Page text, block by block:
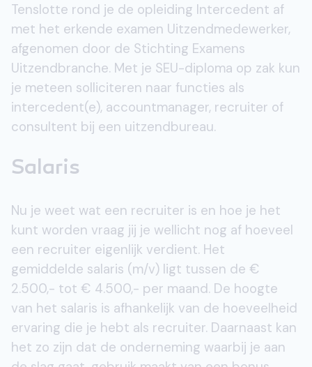
Tenslotte rond je de opleiding Intercedent af
met het erkende examen Uitzendmedewerker,
afgenomen door de Stichting Examens
Uitzendbranche. Met je SEU-diploma op zak kun
je meteen solliciteren naar functies als
intercedent(e), accountmanager, recruiter of
consultent bij een uitzendbureau.
Salaris
Nu je weet wat een recruiter is en hoe je het
kunt worden vraag jij je wellicht nog af hoeveel
een recruiter eigenlijk verdient. Het
gemiddelde salaris (m/v) ligt tussen de €
2.500,- tot € 4.500,- per maand. De hoogte
van het salaris is afhankelijk van de hoeveelheid
ervaring die je hebt als recruiter. Daarnaast kan
het zo zijn dat de onderneming waarbij je aan